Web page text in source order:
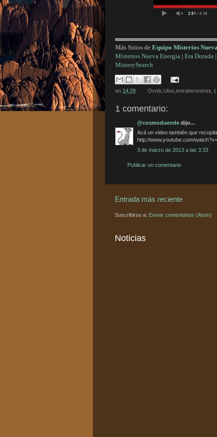
Más Sitios de Equipo Misterios
Misterios Nueva Energia | Era Dorada |
MisterySearch
en 14:29 Ovnis,Ufos,extraterrestres, (
1 comentario:
@cosmoduende dijo...
Acá un video también que
http://www.youtube.com/
3 de marzo de 2013 a las 3:33
Publicar un comentario
Entrada más reciente
Suscribirse a: Enviar comentarios (Atom)
Noticias